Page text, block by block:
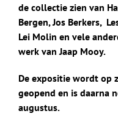
de collectie zien van
Bergen, Jos Berkers,
Lei Molin en vele
werk van Jaap Mooy.
De expositie wordt op
geopend en is daarna
augustus.